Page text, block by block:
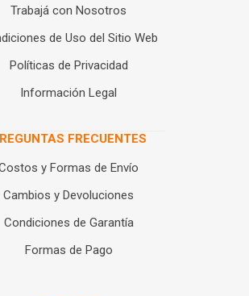
Trabajá con Nosotros
de Uso del Sitio Web
Políticas de Privacidad
Información Legal
FRECUENTES
y Formas de Envío
Cambios y Devoluciones
Condiciones de Garantía
Formas de Pago